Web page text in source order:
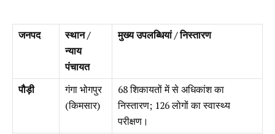
जनपद
स्थान /
न्याय
पंचायत
मुख्य उपलब्धियां / निस्तारण
पौड़ी
गंगा भोगपुर
(किमसार)
68 शिकायतों में से अधिकांश का
निस्तारण; 126 लोगों का स्वास्थ्य
परीक्षण।